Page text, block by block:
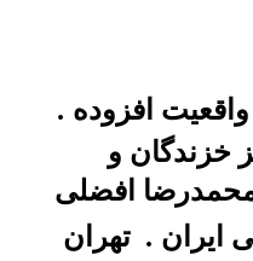
افزوده .
و
افضلی
. تهران